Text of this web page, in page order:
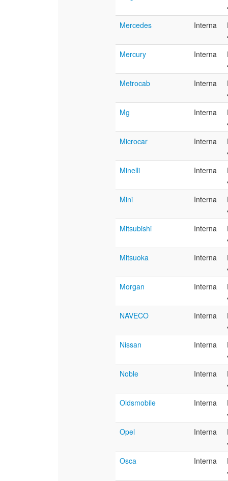
Mercedes
Interna
Mercury
Interna
Metrocab
Interna
Mg
Interna
Microcar
Interna
Minelli
Interna
Mini
Interna
Mitsubishi
Interna
Mitsuoka
Interna
Morgan
Interna
NAVECO
Interna
Nissan
Interna
Noble
Interna
Oldsmobile
Interna
Opel
Interna
Osca
Interna